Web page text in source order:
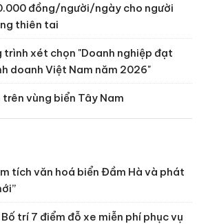
đồng/người/ngày cho người
thiên tai
trình xét chọn "Doanh nghiệp đạt
doanh Việt Nam năm 2026"
vùng biển Tây Nam
tích văn hoá biển Đầm Hà và phát
trí 7 điểm đỗ xe miễn phí phục vụ